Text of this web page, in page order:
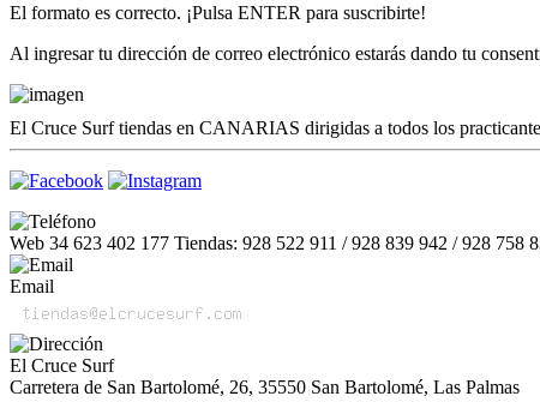
El formato es correcto. ¡Pulsa ENTER para suscribirte!
Al ingresar tu dirección de correo electrónico estarás dando tu
El Cruce Surf tiendas en CANARIAS dirigidas a todos los
Web 34 623 402 177 Tiendas: 928 522 911 / 928 839 942 / 928 758
Email
El Cruce Surf
Carretera de San Bartolomé, 26, 35550 San Bartolomé, Las Palmas